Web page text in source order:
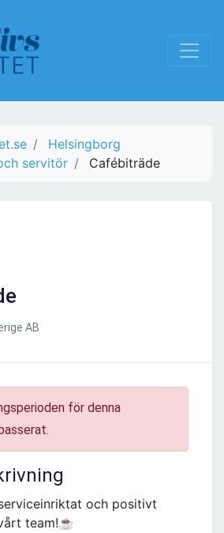
Helsingborg
servitör
Cafébiträde
AB
för denna
och positivt
team!☕